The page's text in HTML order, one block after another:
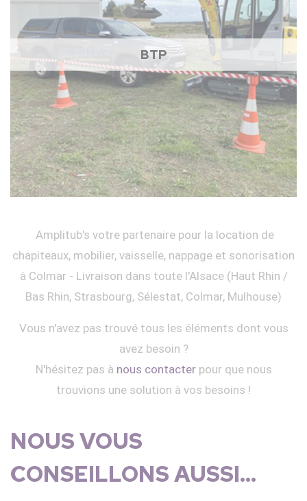
BTP
Amplitub's votre partenaire pour la location de
chapiteaux, mobilier, vaisselle, nappage et sonorisation
à Colmar - Livraison dans toute l'Alsace (Haut Rhin /
Bas Rhin, Strasbourg, Sélestat, Colmar, Mulhouse)
Vous n'avez pas trouvé tous les éléments dont vous
avez besoin ?
N'hésitez pas à nous contacterpour que nous
trouvions une solution à vos besoins !
NOUS VOUS
CONSEILLONS AUSSI...